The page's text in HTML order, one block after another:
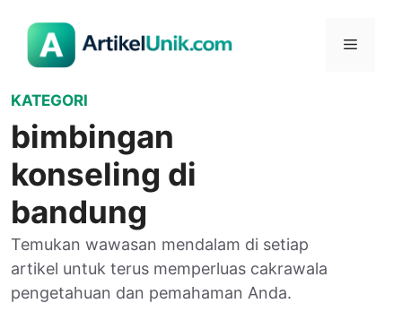
Menu
KATEGORI
bimbingan
konseling di
bandung
Temukan wawasan mendalam di setiap
artikel untuk terus memperluas cakrawala
pengetahuan dan pemahaman Anda.